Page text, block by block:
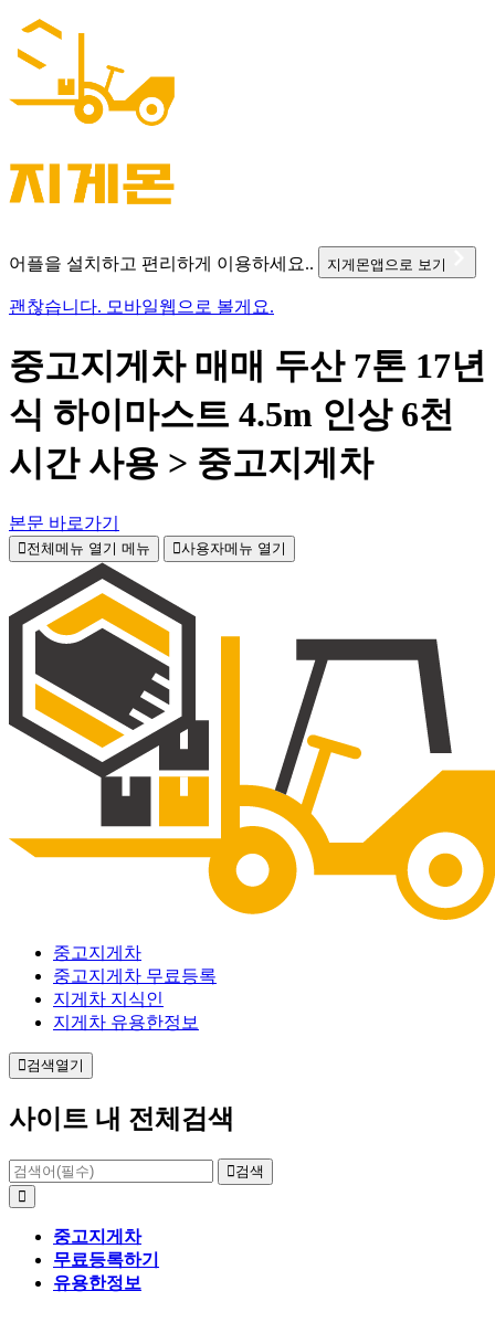
어플을 설치하고 편리하게 이용하세요.. 지게몬앱으로 보기
괜찮습니다. 모바일웹으로 볼게요.
중고지게차 매매 두산 7톤 17년
식 하이마스트 4.5m 인상 6천
시간 사용 > 중고지게차
본문 바로가기
전체메뉴 열기 메뉴 사용자메뉴 열기
중고지게차
중고지게차 무료등록
지게차 지식인
지게차 유용한정보
검색열기
사이트 내 전체검색
검색
중고지게차
무료등록하기
유용한정보